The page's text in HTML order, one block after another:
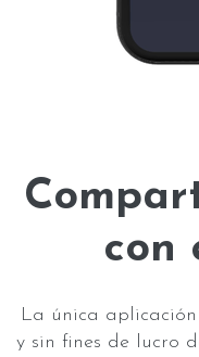
con
La única
y sin fines de lucro